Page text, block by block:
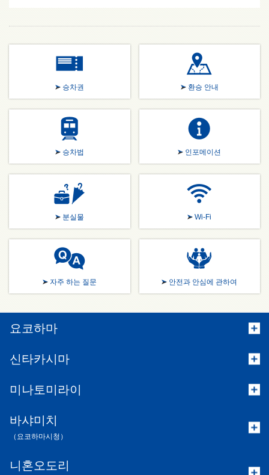
승차권 환승 안내
승차법 인포메이션
분실물 Wi-Fi
자주 하는 질문 안전과 안심에 관하여
요코하마
신타카시마
미나토미라이
바샤미치
（요코하마시청）
니혼오도리